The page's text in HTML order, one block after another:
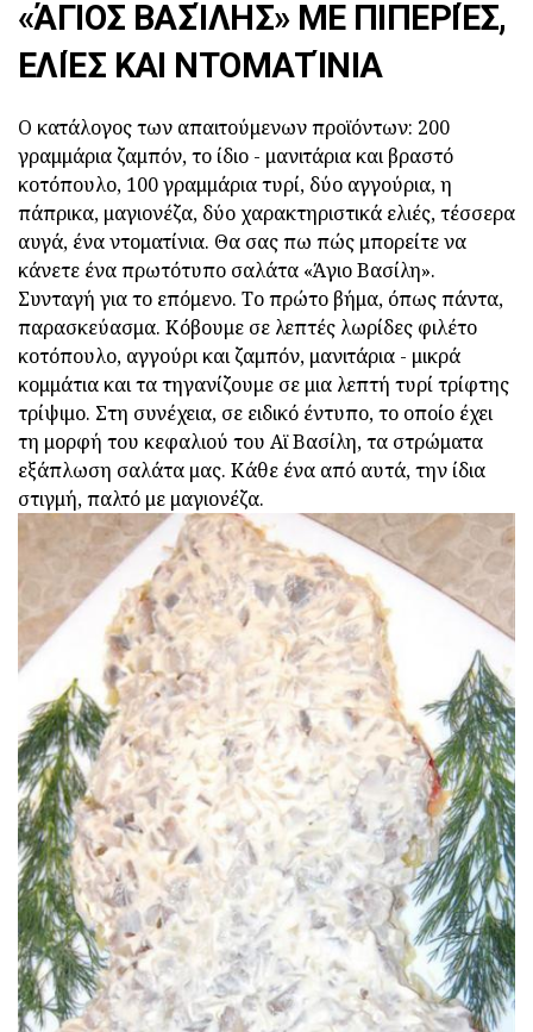
«ΆΓΙΟΣ ΒΑΣΊΛΗΣ» ΜΕ ΠΙΠΕΡΙΈΣ,
ΕΛΙΈΣ ΚΑΙ ΝΤΟΜΑΤΊΝΙΑ
Ο κατάλογος των απαιτούμενων προϊόντων: 200
γραμμάρια ζαμπόν, το ίδιο - μανιτάρια και βραστό
κοτόπουλο, 100 γραμμάρια τυρί, δύο αγγούρια, η
πάπρικα, μαγιονέζα, δύο χαρακτηριστικά ελιές, τέσσερα
αυγά, ένα ντοματίνια. Θα σας πω πώς μπορείτε να
κάνετε ένα πρωτότυπο σαλάτα «Άγιο Βασίλη».
Συνταγή για το επόμενο. Το πρώτο βήμα, όπως πάντα,
παρασκεύασμα. Κόβουμε σε λεπτές λωρίδες φιλέτο
κοτόπουλο, αγγούρι και ζαμπόν, μανιτάρια - μικρά
κομμάτια και τα τηγανίζουμε σε μια λεπτή τυρί τρίφτης
τρίψιμο. Στη συνέχεια, σε ειδικό έντυπο, το οποίο έχει
τη μορφή του κεφαλιού του Αϊ Βασίλη, τα στρώματα
εξάπλωση σαλάτα μας. Κάθε ένα από αυτά, την ίδια
στιγμή, παλτό με μαγιονέζα.